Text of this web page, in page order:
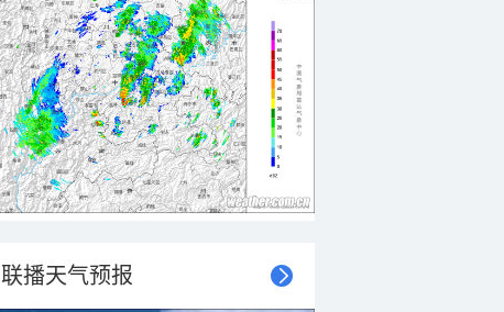
联播天气预报